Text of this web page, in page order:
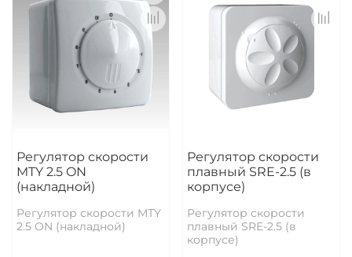
Регулятор скорости
MTY 2.5 ON
(накладной)
Регулятор скорости MTY
2.5 ON (накладной)
Регулятор скорости
плавный SRE-2.5 (в
корпусе)
Регулятор скорости
плавный SRE-2.5 (в
корпусе)